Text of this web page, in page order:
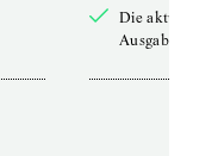
Die aktuelle
Ausgabe